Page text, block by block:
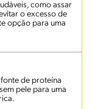
como assar
o excesso de
opção para uma
de proteína
pele para uma